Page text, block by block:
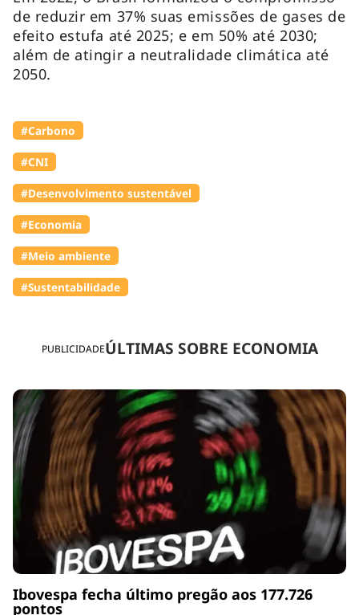
PUBLICIDADEÚLTIMAS SOBRE ECONOMIA
Ibovespa fecha último pregão aos 177.726
pontos
de reduzir em 37% suas emissões de gases de
efeito estufa até 2025; e em 50% até 2030;
além de atingir a neutralidade climática até
2050.
#Carbono
#CNI
#Desenvolvimento sustentável
#Economia
#Meio ambiente
#Sustentabilidade